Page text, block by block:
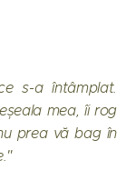
s-a întâmplat.
mea, îi rog
prea vă bag în